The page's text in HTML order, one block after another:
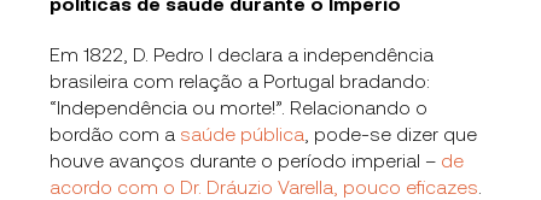
Em 1822, D. Pedro I declara a independência
brasileira com relação a Portugal bradando:
“Independência ou morte!”. Relacionando o
bordão com a saúde pública , pode-se dizer que
houve avanços durante o período imperial – de
acordo com o Dr. Dráuzio Varella, pouco eficazes